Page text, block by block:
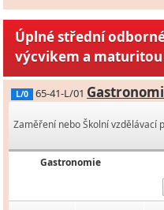
Úplné střední
výcvikem a maturitou
L/0 65-41-L/01
Zaměření nebo Školní vzdělávací
Gastronomie